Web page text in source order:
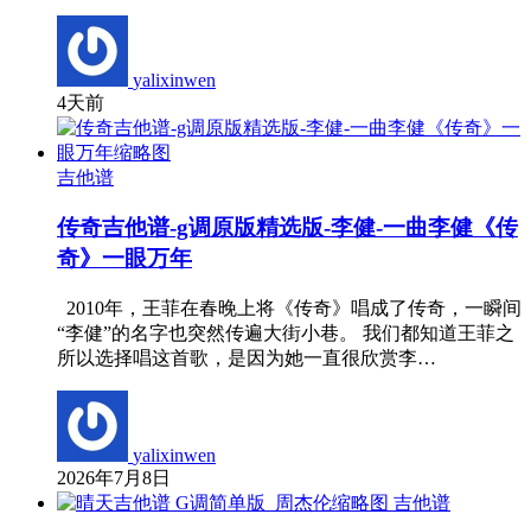
yalixinwen
4天前
吉他谱
传奇吉他谱-g调原版精选版-李健-一曲李健《传
奇》一眼万年
2010年，王菲在春晚上将《传奇》唱成了传奇，一瞬间
“李健”的名字也突然传遍大街小巷。 我们都知道王菲之
所以选择唱这首歌，是因为她一直很欣赏李…
yalixinwen
2026年7月8日
吉他谱